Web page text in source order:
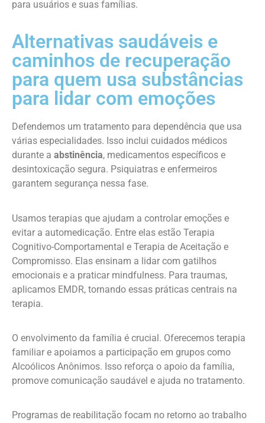
para usuários e suas famílias.
Alternativas saudáveis e
caminhos de recuperação
para quem usa substâncias
para lidar com emoções
Defendemos um tratamento para dependência que usa
várias especialidades. Isso inclui cuidados médicos
durante a abstinência, medicamentos específicos e
desintoxicação segura. Psiquiatras e enfermeiros
garantem segurança nessa fase.
Usamos terapias que ajudam a controlar emoções e
evitar a automedicação. Entre elas estão Terapia
Cognitivo-Comportamental e Terapia de Aceitação e
Compromisso. Elas ensinam a lidar com gatilhos
emocionais e a praticar mindfulness. Para traumas,
aplicamos EMDR, tornando essas práticas centrais na
terapia.
O envolvimento da família é crucial. Oferecemos terapia
familiar e apoiamos a participação em grupos como
Alcoólicos Anônimos. Isso reforça o apoio da família,
promove comunicação saudável e ajuda no tratamento.
Programas de reabilitação focam no retorno ao trabalho